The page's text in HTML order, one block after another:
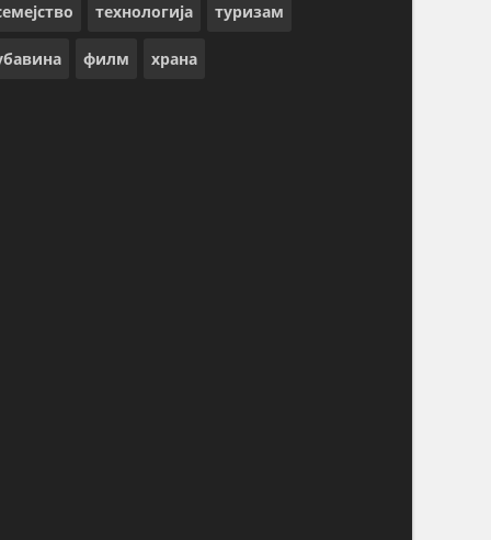
технологија туризам
филм храна